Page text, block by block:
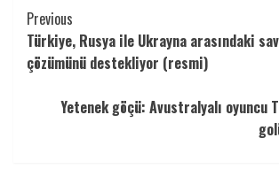
Continue
Reading
Previous
Türkiye, Rusya ile Ukrayna arasındaki
çözümünü destekliyor (resmi)
Yetenek göçü: Avustralyalı oyuncu